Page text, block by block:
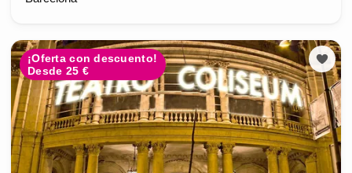
¡Oferta con descuento!
Desde 25 €